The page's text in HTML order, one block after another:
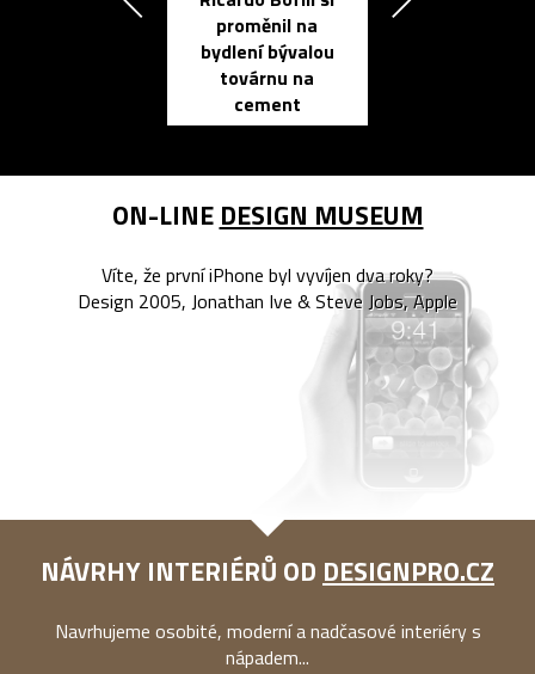
proměnil na
bydlení bývalou
továrnu na
cement
ON-LINE DESIGN MUSEUM
Víte, že první iPhone byl vyvíjen dva roky?
Design 2005, Jonathan Ive & Steve Jobs, Apple
NÁVRHY INTERIÉRŮ OD DESIGNPRO.CZ
Navrhujeme osobité, moderní a nadčasové interiéry s
nápadem...